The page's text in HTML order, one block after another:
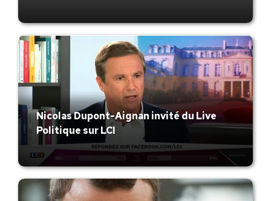
Nicolas Dupont-Aignan invité du Live
Politique sur LCI